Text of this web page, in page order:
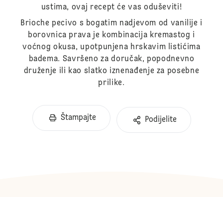
ustima, ovaj recept će vas oduševiti!
Brioche pecivo s bogatim nadjevom od vanilije i
borovnica prava je kombinacija kremastog i
voćnog okusa, upotpunjena hrskavim listićima
badema. Savršeno za doručak, popodnevno
druženje ili kao slatko iznenađenje za posebne
prilike.
Štampajte Podijelite